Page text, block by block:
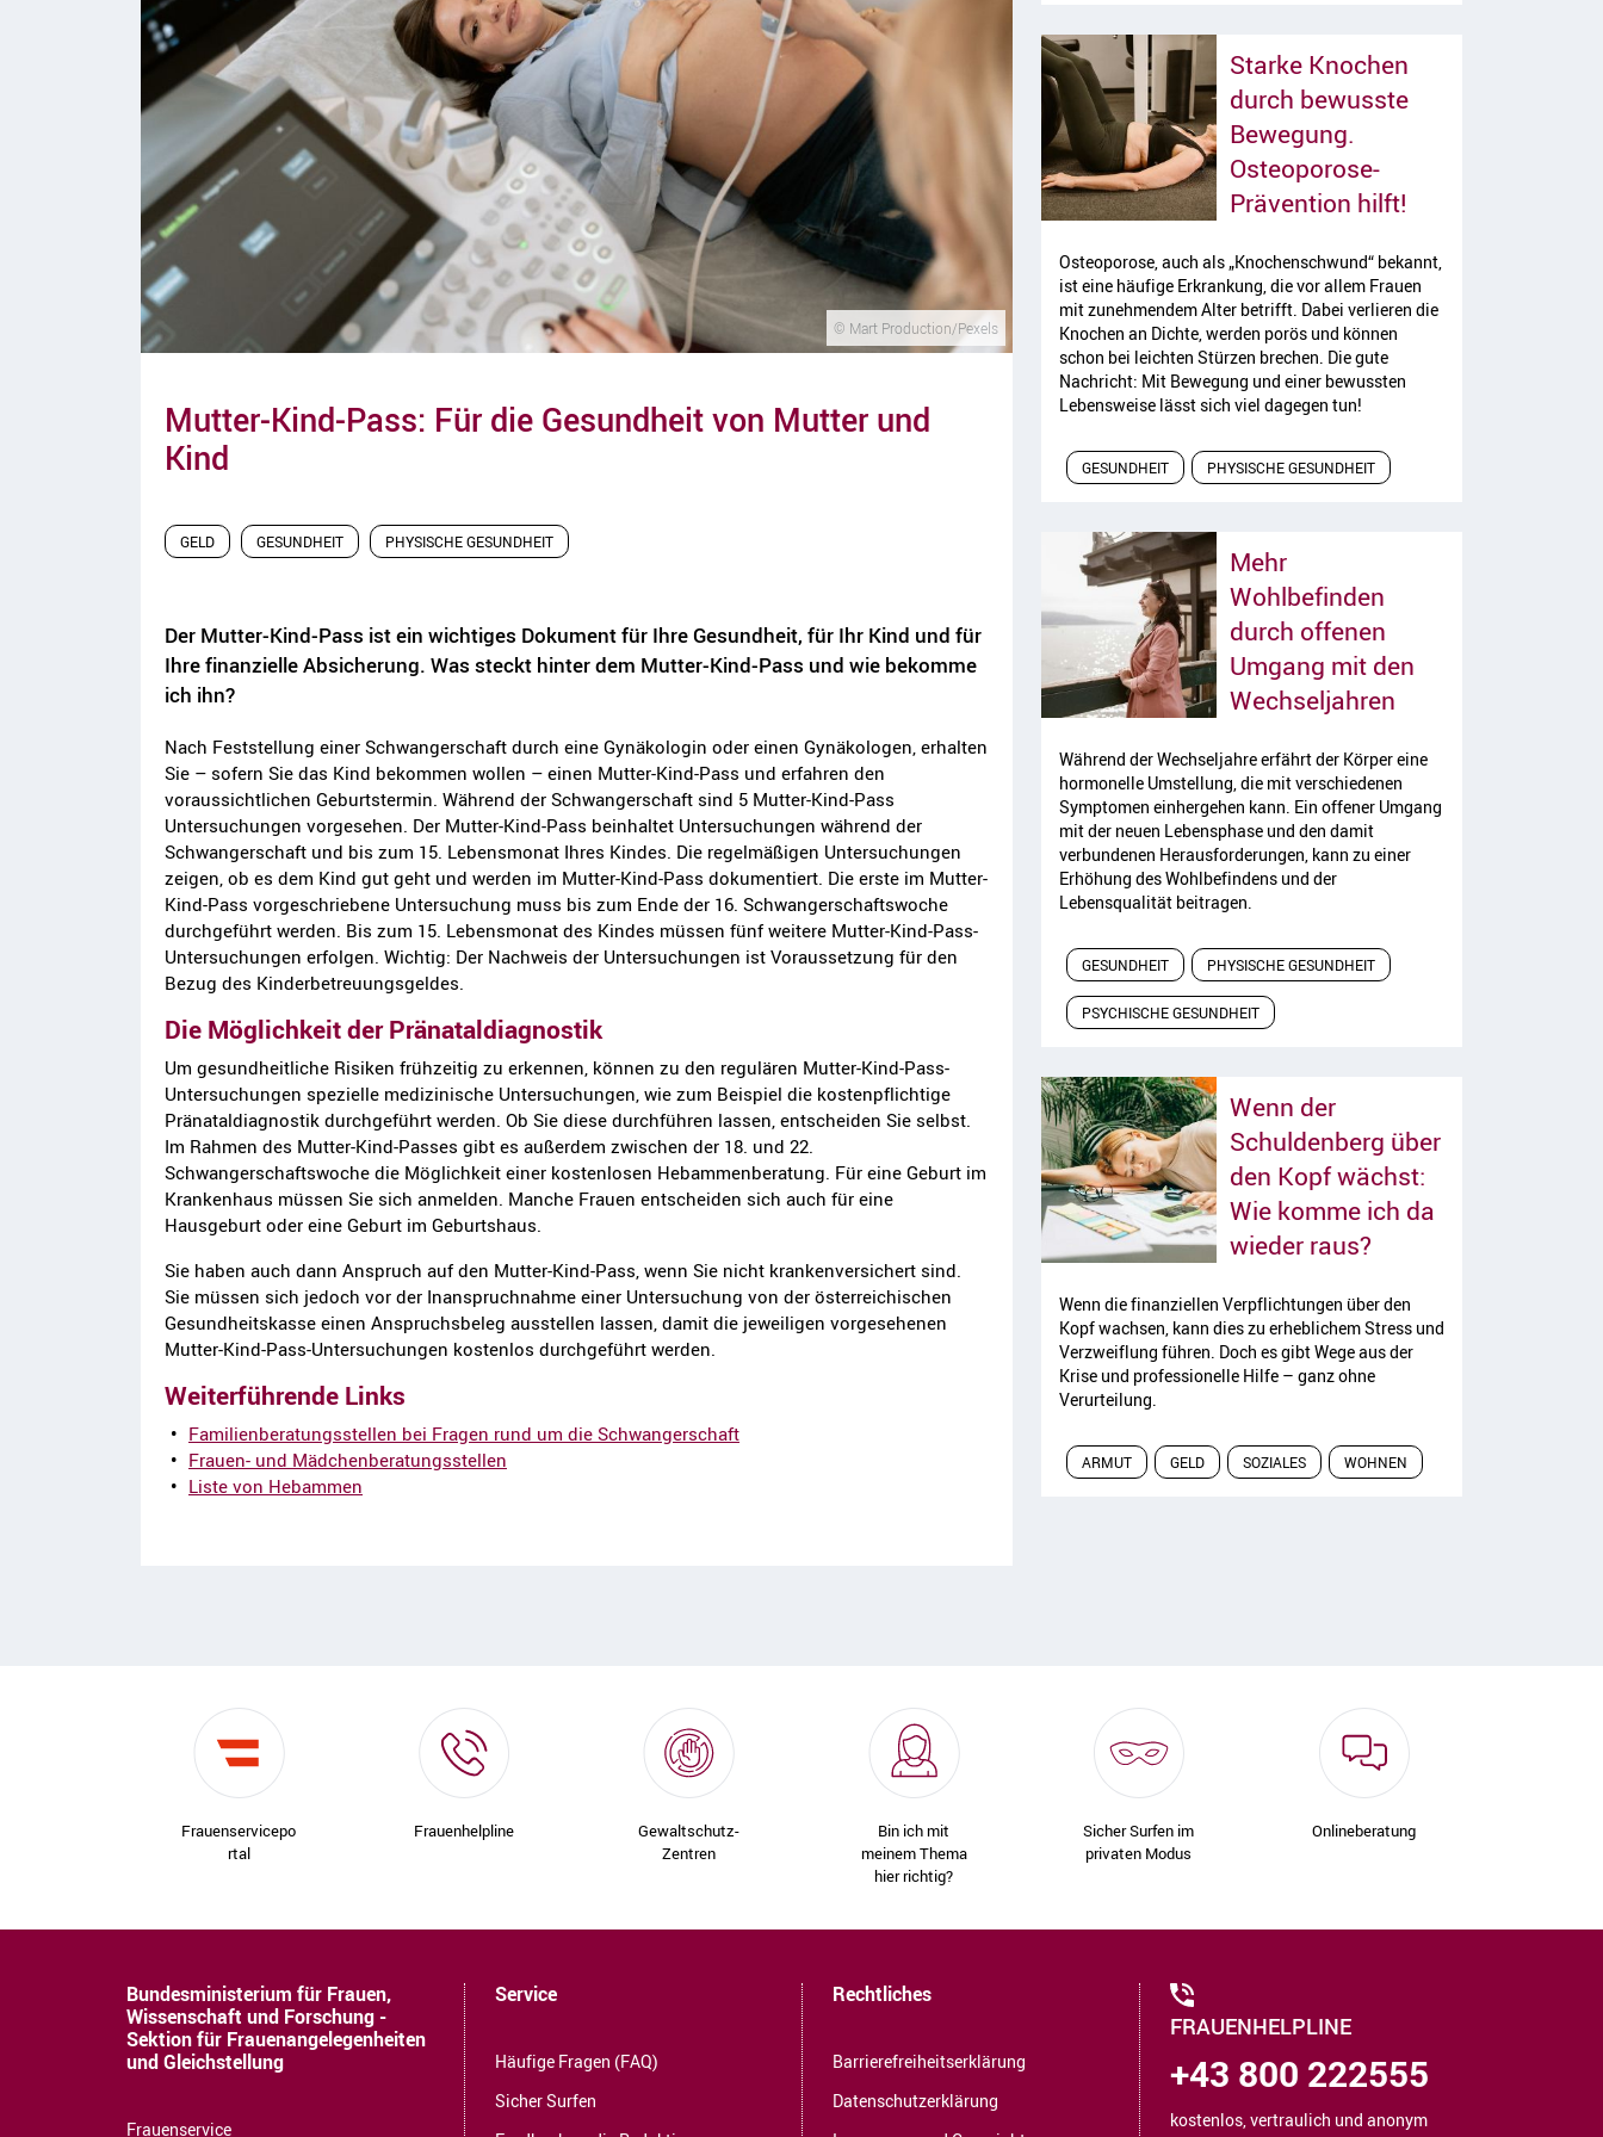
© Mart Production/Pexels
Mutter-Kind-Pass: Für die Gesundheit von Mutter und
Kind
GELD GESUNDHEIT PHYSISCHE GESUNDHEIT
Der Mutter-Kind-Pass ist ein wichtiges Dokument für Ihre Gesundheit, für Ihr Kind und für
Ihre finanzielle Absicherung. Was steckt hinter dem Mutter-Kind-Pass und wie bekomme
ich ihn?
Nach Feststellung einer Schwangerschaft durch eine Gynäkologin oder einen Gynäkologen, erhalten
Sie – sofern Sie das Kind bekommen wollen – einen Mutter-Kind-Pass und erfahren den
voraussichtlichen Geburtstermin. Während der Schwangerschaft sind 5 Mutter-Kind-Pass
Untersuchungen vorgesehen. Der Mutter-Kind-Pass beinhaltet Untersuchungen während der
Schwangerschaft und bis zum 15. Lebensmonat Ihres Kindes. Die regelmäßigen Untersuchungen
zeigen, ob es dem Kind gut geht und werden im Mutter-Kind-Pass dokumentiert. Die erste im Mutter-
Kind-Pass vorgeschriebene Untersuchung muss bis zum Ende der 16. Schwangerschaftswoche
durchgeführt werden. Bis zum 15. Lebensmonat des Kindes müssen fünf weitere Mutter-Kind-Pass-
Untersuchungen erfolgen. Wichtig: Der Nachweis der Untersuchungen ist Voraussetzung für den
Bezug des Kinderbetreuungsgeldes.
Die Möglichkeit der Pränataldiagnostik
Um gesundheitliche Risiken frühzeitig zu erkennen, können zu den regulären Mutter-Kind-Pass-
Untersuchungen spezielle medizinische Untersuchungen, wie zum Beispiel die kostenpflichtige
Pränataldiagnostik durchgeführt werden. Ob Sie diese durchführen lassen, entscheiden Sie selbst.
Im Rahmen des Mutter-Kind-Passes gibt es außerdem zwischen der 18. und 22.
Schwangerschaftswoche die Möglichkeit einer kostenlosen Hebammenberatung. Für eine Geburt im
Krankenhaus müssen Sie sich anmelden. Manche Frauen entscheiden sich auch für eine
Hausgeburt oder eine Geburt im Geburtshaus.
Sie haben auch dann Anspruch auf den Mutter-Kind-Pass, wenn Sie nicht krankenversichert sind.
Sie müssen sich jedoch vor der Inanspruchnahme einer Untersuchung von der österreichischen
Gesundheitskasse einen Anspruchsbeleg ausstellen lassen, damit die jeweiligen vorgesehenen
Mutter-Kind-Pass-Untersuchungen kostenlos durchgeführt werden.
Weiterführende Links
Familienberatungsstellen bei Fragen rund um die Schwangerschaft
Frauen- und Mädchenberatungsstellen
Liste von Hebammen
Starke Knochen
durch bewusste
Bewegung.
Osteoporose-
Prävention hilft!
Osteoporose, auch als „Knochenschwund“ bekannt,
ist eine häufige Erkrankung, die vor allem Frauen
mit zunehmendem Alter betrifft. Dabei verlieren die
Knochen an Dichte, werden porös und können
schon bei leichten Stürzen brechen. Die gute
Nachricht: Mit Bewegung und einer bewussten
Lebensweise lässt sich viel dagegen tun!
GESUNDHEIT PHYSISCHE GESUNDHEIT
Mehr
Wohlbefinden
durch offenen
Umgang mit den
WechseljahrenArtikel lesen
Während der Wechseljahre erfährt der Körper eine
hormonelle Umstellung, die mit verschiedenen
Symptomen einhergehen kann. Ein offener Umgang
mit der neuen Lebensphase und den damit
verbundenen Herausforderungen, kann zu einer
Erhöhung des Wohlbefindens und der
Lebensqualität beitragen.
GESUNDHEIT PHYSISCHE GESUNDHEIT
PSYCHISCHE GESUNDHEIT
Wenn der
Schuldenberg über
den Kopf wächst:
Wie komme ich da
wieder raus?Artikel lesen
Wenn die finanziellen Verpflichtungen über den
Kopf wachsen, kann dies zu erheblichem Stress und
Verzweiflung führen. Doch es gibt Wege aus der
Krise und professionelle Hilfe – ganz ohne
Verurteilung.
ARMUT GELD SOZIALES WOHNEN
Frauenservicepo
rtal
Frauenhelpline
Gewaltschutz-
Zentren
Bin ich mit
meinem Thema
hier richtig?
Sicher Surfen im
privaten Modus
Onlineberatung
Bundesministerium für Frauen,
Wissenschaft und Forschung -
Sektion für Frauenangelegenheiten
und Gleichstellung
Frauenservice
Service
Häufige Fragen (FAQ)
Sicher Surfen
Rechtliches
Barrierefreiheitserklärung
Datenschutzerklärung
FRAUENHELPLINE
+43 800 222555
kostenlos, vertraulich und anonym